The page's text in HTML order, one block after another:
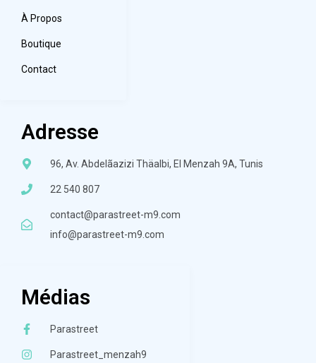
À Propos
Boutique
Contact
Adresse
96, Av. Abdelãazizi Thäalbi, El Menzah 9A, Tunis
22 540 807
contact@parastreet-m9.com
info@parastreet-m9.com
Médias
Parastreet
Parastreet_menzah9